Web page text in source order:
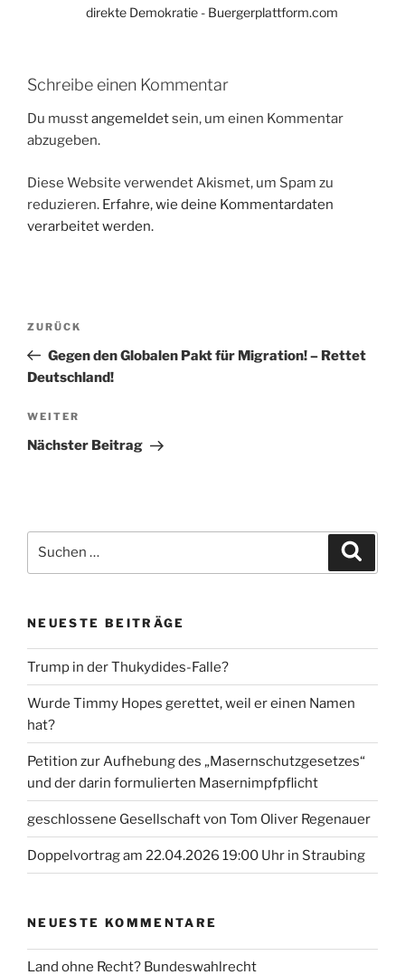
direkte Demokratie - Buergerplattform.com
Schreibe einen Kommentar
Du musstangemeldetsein, um einen Kommentar
abzugeben.
Diese Website verwendet Akismet, um Spam zu
reduzieren. Erfahre, wie deine Kommentardaten
verarbeitet werden.
Beitragsnavigation
Vorheriger
Beitrag
ZURÜCK
Gegen den Globalen Pakt für Migration! – Rettet
Deutschland!
Nächster
Beitrag
WEITER
Nächster Beitrag
nach:
NEUESTE BEITRÄGE
Trump in der Thukydides-Falle?
Wurde Timmy Hopes gerettet, weil er einen Namen
hat?
Petition zur Aufhebung des „Masernschutzgesetzes“
und der darin formulierten Masernimpfpflicht
geschlossene Gesellschaft von Tom Oliver Regenauer
Doppelvortrag am 22.04.2026 19:00 Uhr in Straubing
NEUESTE KOMMENTARE
Land ohne Recht? Bundeswahlrecht